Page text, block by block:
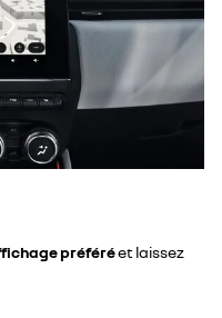
préféréet laissez